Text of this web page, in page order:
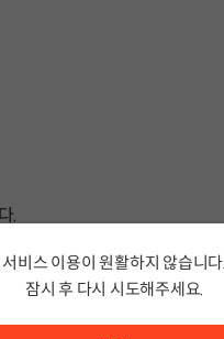
.
변경하세요.
서비스 이용이 원활하지 않습니다.
잠시 후 다시 시도해주세요.